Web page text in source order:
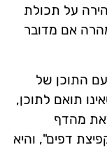
על תכולת
אם מדובר
התוכן של
תואם לתוכן,
מהדף
דפים", והיא